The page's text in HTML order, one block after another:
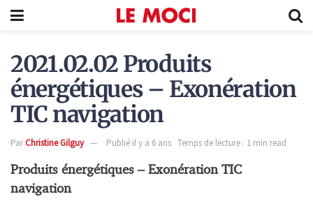
2021.02.02 Produits
énergétiques – Exonération
TIC navigation
ParChristine Gilguy Publié il y a 6 ans Temps de lecture : 1 min read
Produits énergétiques – Exonération TIC
navigation